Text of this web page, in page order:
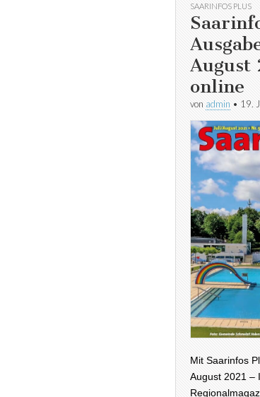
SAARINFOS PLUS
August
online
von admin • 19.
Mit Saarinfos
August 2021 –